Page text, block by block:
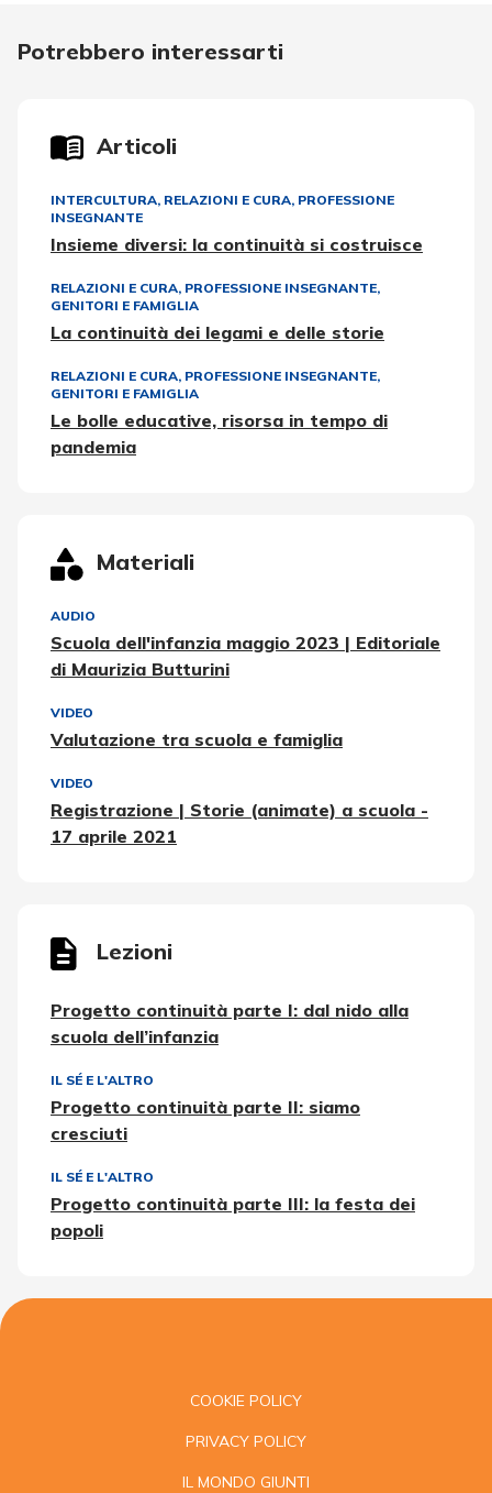
Potrebbero interessarti
Articoli
INTERCULTURA, RELAZIONI E CURA, PROFESSIONE
INSEGNANTE
Insieme diversi: la continuità si costruisce
RELAZIONI E CURA, PROFESSIONE INSEGNANTE,
GENITORI E FAMIGLIA
La continuità dei legami e delle storie
RELAZIONI E CURA, PROFESSIONE INSEGNANTE,
GENITORI E FAMIGLIA
Le bolle educative, risorsa in tempo di
pandemia
Materiali
AUDIO
Scuola dell'infanzia maggio 2023 | Editoriale
di Maurizia Butturini
VIDEO
Valutazione tra scuola e famiglia
VIDEO
Registrazione | Storie (animate) a scuola -
17 aprile 2021
Lezioni
Progetto continuità parte I: dal nido alla
scuola dell’infanzia
IL SÉ E L'ALTRO
Progetto continuità parte II: siamo
cresciuti
IL SÉ E L'ALTRO
Progetto continuità parte III: la festa dei
popoli
COOKIE POLICY
PRIVACY POLICY
IL MONDO GIUNTI